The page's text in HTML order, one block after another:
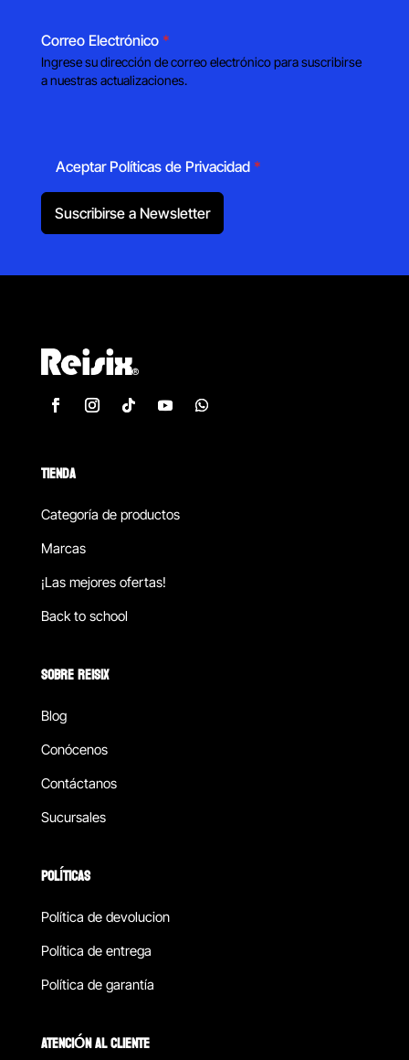
Correo Electrónico *
Ingrese su dirección de correo electrónico para suscribirse
a nuestras actualizaciones.
Aceptar Políticas de Privacidad *
Suscribirse a Newsletter
TIENDA
Categoría de productos
Marcas
¡Las mejores ofertas!
Back to school
SOBRE REISIX
Blog
Conócenos
Contáctanos
Sucursales
POLÍTICAS
Política de devolucion
Política de entrega
Política de garantía
ATENCIÓN AL CLIENTE